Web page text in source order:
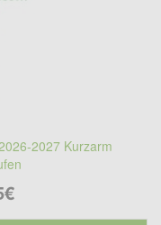
2027 Kurzarm